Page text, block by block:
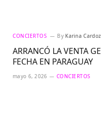
CONCIERTOS By Karina
ARRANCÓ LA VENTA
FECHA EN PARAGUAY
mayo 6, 2026 CONCIERTOS